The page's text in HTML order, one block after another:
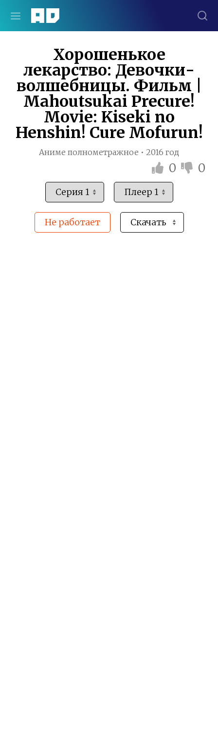
Хорошенькое
лекарство: Девочки-
волшебницы. Фильм |
Mahoutsukai Precure!
Movie: Kiseki no
Henshin! Cure Mofurun!
Аниме полнометражное • 2016 год
0 0
Не работает